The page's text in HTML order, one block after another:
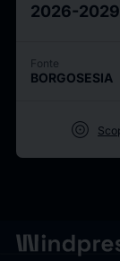
2026-2029
Fonte
BORGOSESIA
target